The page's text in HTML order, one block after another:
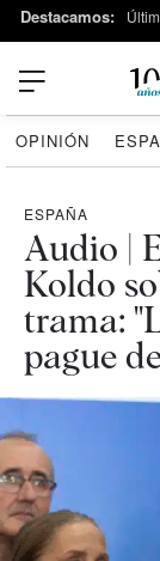
Destacamos:
OPINIÓN
ESPAÑA
Audio |
Koldo
trama:
pague